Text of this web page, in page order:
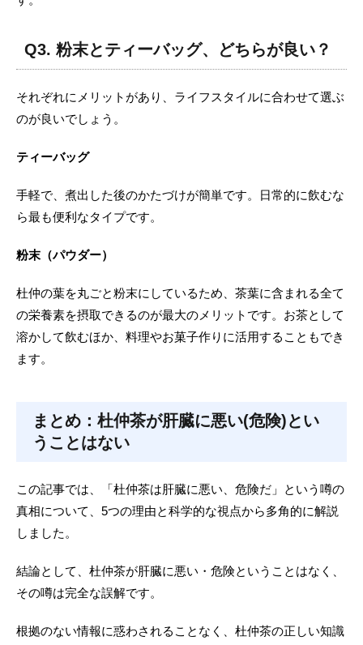
Q3. 粉末とティーバッグ、どちらが良い？
それぞれにメリットがあり、ライフスタイルに合わせて選ぶ
のが良いでしょう。
ティーバッグ
手軽で、煮出した後のかたづけが簡単です。日常的に飲むな
ら最も便利なタイプです。
粉末（パウダー）
杜仲の葉を丸ごと粉末にしているため、茶葉に含まれる全て
の栄養素を摂取できるのが最大のメリットです。お茶として
溶かして飲むほか、料理やお菓子作りに活用することもでき
ます。
まとめ：杜仲茶が肝臓に悪い(危険)とい
うことはない
この記事では、「杜仲茶は肝臓に悪い、危険だ」という噂の
真相について、5つの理由と科学的な視点から多角的に解説
しました。
結論として、杜仲茶が肝臓に悪い・危険ということはなく、
その噂は完全な誤解です。
根拠のない情報に惑わされることなく、杜仲茶の正しい知識